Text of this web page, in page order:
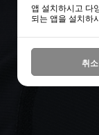
앱 설치하시고 다
되는 앱을 설치하
취소